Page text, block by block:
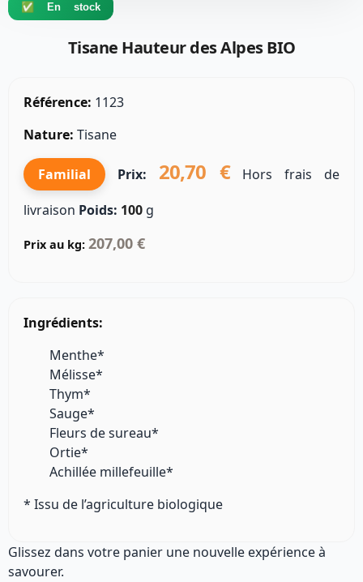
✅ En stock
Tisane Hauteur des Alpes BIO
Référence: 1123
Nature: Tisane
Familial Prix: 20,70 €Hors frais de
livraison Poids: 100 g
Prix au kg: 207,00 €
Ingrédients:
Menthe*
Mélisse*
Thym*
Sauge*
Fleurs de sureau*
Ortie*
Achillée millefeuille*
* Issu de l’agriculture biologique
Glissez dans votre panier une nouvelle expérience à
savourer.